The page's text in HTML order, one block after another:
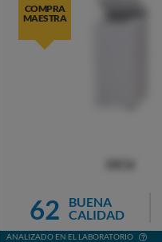
COMPRA
MAESTRA
62
BUENA
CALIDAD
ANALIZADO EN EL LABORATORIO